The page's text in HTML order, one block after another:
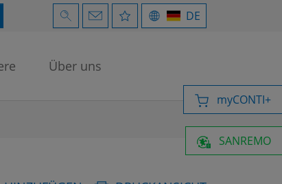
DE
Über uns
SANREMO
myCONTI+